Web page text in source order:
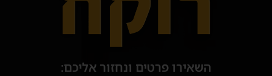
השאירו פרטים ונחזור אליכם: